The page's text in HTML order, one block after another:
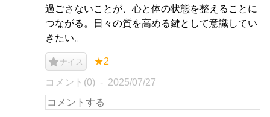
過ごさないことが、心と体の状態を整えることに
つながる。日々の質を高める鍵として意識してい
きたい。
ナイス ★2
コメント(0) 2025/07/27